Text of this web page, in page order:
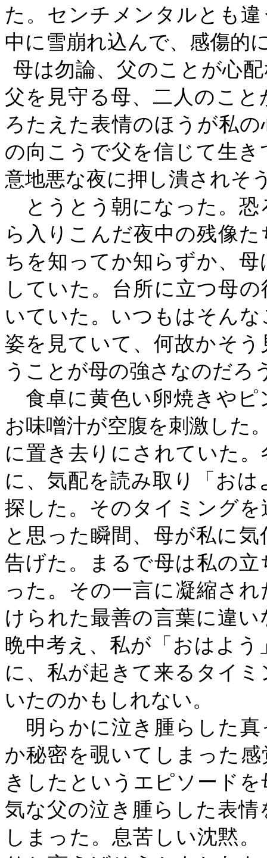
た。センチメンタルとも
中に雪崩れ込んで、感傷的
母は勿論、父のことが心
父を見守る母、二人のこ
ろたえた表情のほうが私
の向こうで父を信じて生
意地悪な夜に押し潰されそ
とうとう朝になった。恐
ら入りこんだ夜中の残像
ちを知ってか知らずか、
していた。台所に立つ母
いていた。いつもはそん
姿を見ていて、何故かそ
うことが母の強さなのだろ
食卓に黄色い卵焼きやピ
お味噌汁が空腹を刺激した
に置き去りにされていた
に、気配を読み取り「お
探した。そのタイミング
と思った瞬間、母が私に
告げた。まるで母は私の
った。その一言に凝縮さ
けられた最善の言葉に違
晩中考え、私が「おはよ
に、私が起きて来るタイ
いたのかもしれない。
明らかに泣き腫らした真
か秘密を覗いてしまった
きしたというエピソード
気な父の泣き腫らした表
しまった。息苦しい沈黙